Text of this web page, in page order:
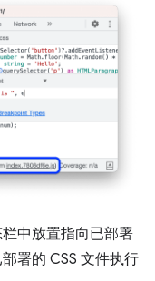
中放置指向已部署
署的 CSS 文件执行